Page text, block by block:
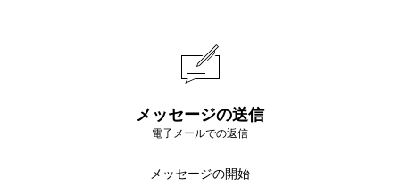
メッセージの送信
電子メールでの返信
メッセージの開始